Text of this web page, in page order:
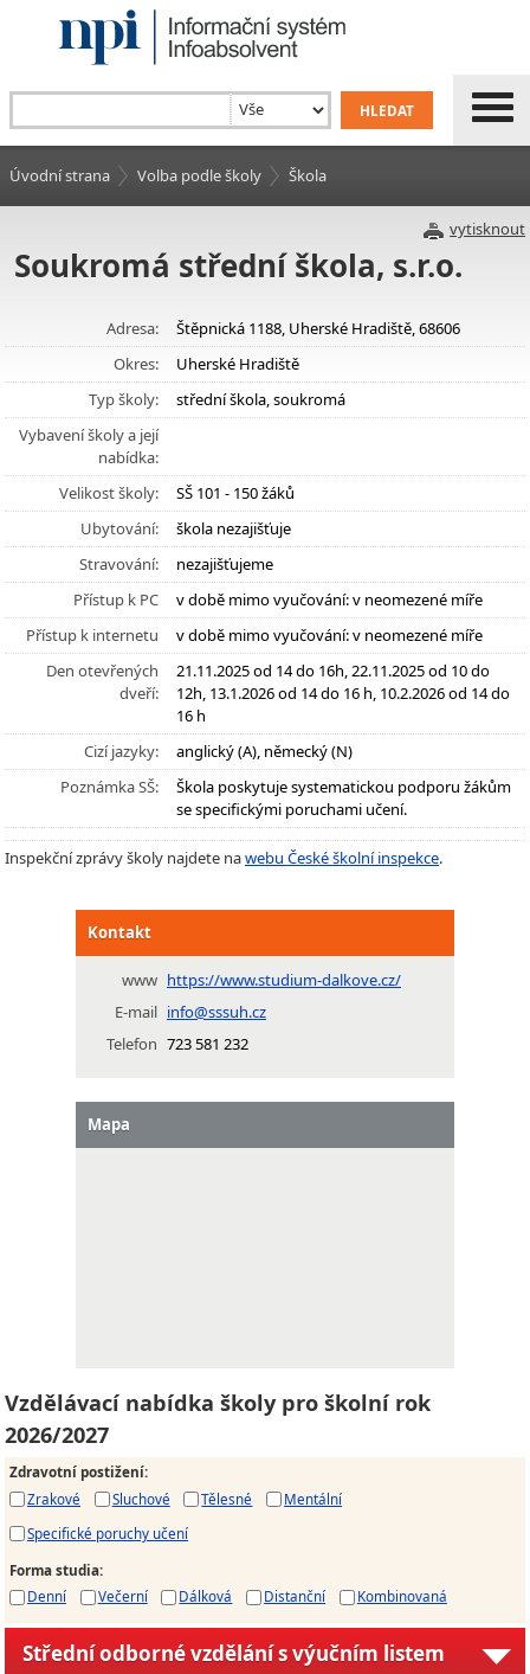
Úvodní strana Volba podle školy Škola
vytisknout
Soukromá střední škola, s.r.o.
Adresa:
Štěpnická 1188, Uherské Hradiště, 68606
Okres:
Uherské Hradiště
Typ školy:
střední škola, soukromá
Vybavení školy a její
nabídka:
Velikost školy:
SŠ 101 - 150 žáků
Ubytování:
škola nezajišťuje
Stravování:
nezajišťujeme
Přístup k PC
v době mimo vyučování: v neomezené míře
Přístup k internetu
v době mimo vyučování: v neomezené míře
Den otevřených
dveří:
21.11.2025 od 14 do 16h, 22.11.2025 od 10 do
12h, 13.1.2026 od 14 do 16 h, 10.2.2026 od 14 do
16 h
Cizí jazyky:
anglický (A), německý (N)
Poznámka SŠ:
Škola poskytuje systematickou podporu žákům
se specifickými poruchami učení.
Inspekční zprávy školy najdete nawebu České školní inspekce.
Kontakt
www https://www.studium-dalkove.cz/
E-mail info@sssuh.cz
Telefon 723 581 232
Mapa
Vzdělávací nabídka školy pro školní rok
2026/2027
Zdravotní postižení:
Zrakové
Sluchové Tělesné
Mentální
Specifické poruchy učení
Forma studia:
Denní
Večerní Dálková Distanční Kombinovaná
Střední odborné vzdělání s výučním listem